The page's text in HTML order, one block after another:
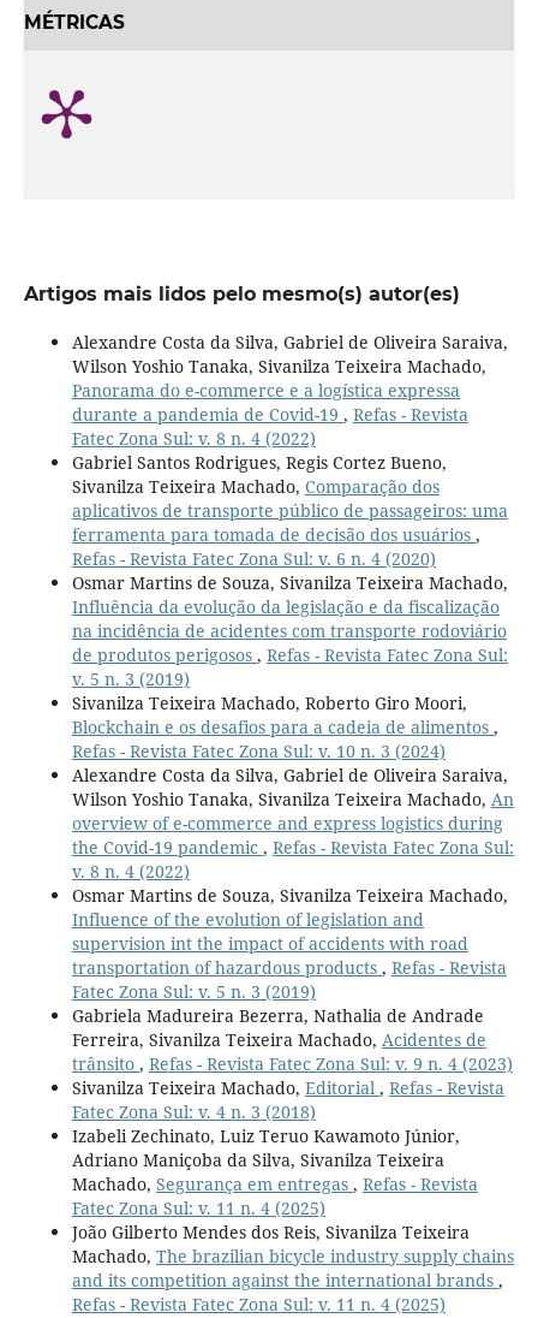
MÉTRICAS
Artigos mais lidos pelo mesmo(s) autor(es)
Alexandre Costa da Silva, Gabriel de Oliveira Saraiva,
Wilson Yoshio Tanaka, Sivanilza Teixeira Machado,
Panorama do e-commerce e a logística expressa
durante a pandemia de Covid-19 , Refas - Revista
Fatec Zona Sul: v. 8 n. 4 (2022)
Gabriel Santos Rodrigues, Regis Cortez Bueno,
Sivanilza Teixeira Machado, Comparação dos
aplicativos de transporte público de passageiros: uma
ferramenta para tomada de decisão dos usuários ,
Refas - Revista Fatec Zona Sul: v. 6 n. 4 (2020)
Osmar Martins de Souza, Sivanilza Teixeira Machado,
Influência da evolução da legislação e da fiscalização
na incidência de acidentes com transporte rodoviário
de produtos perigosos , Refas - Revista Fatec Zona Sul:
v. 5 n. 3 (2019)
Sivanilza Teixeira Machado, Roberto Giro Moori,
Blockchain e os desafios para a cadeia de alimentos ,
Refas - Revista Fatec Zona Sul: v. 10 n. 3 (2024)
Alexandre Costa da Silva, Gabriel de Oliveira Saraiva,
Wilson Yoshio Tanaka, Sivanilza Teixeira Machado, An
overview of e-commerce and express logistics during
the Covid-19 pandemic , Refas - Revista Fatec Zona Sul:
v. 8 n. 4 (2022)
Osmar Martins de Souza, Sivanilza Teixeira Machado,
Influence of the evolution of legislation and
supervision int the impact of accidents with road
transportation of hazardous products , Refas - Revista
Fatec Zona Sul: v. 5 n. 3 (2019)
Gabriela Madureira Bezerra, Nathalia de Andrade
Ferreira, Sivanilza Teixeira Machado, Acidentes de
trânsito , Refas - Revista Fatec Zona Sul: v. 9 n. 4 (2023)
Sivanilza Teixeira Machado, Editorial , Refas - Revista
Fatec Zona Sul: v. 4 n. 3 (2018)
Izabeli Zechinato, Luiz Teruo Kawamoto Júnior,
Adriano Maniçoba da Silva, Sivanilza Teixeira
Machado, Segurança em entregas , Refas - Revista
Fatec Zona Sul: v. 11 n. 4 (2025)
João Gilberto Mendes dos Reis, Sivanilza Teixeira
Machado, The brazilian bicycle industry supply chains
and its competition against the international brands ,
Refas - Revista Fatec Zona Sul: v. 11 n. 4 (2025)